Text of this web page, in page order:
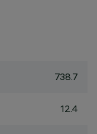
738.7
12.4